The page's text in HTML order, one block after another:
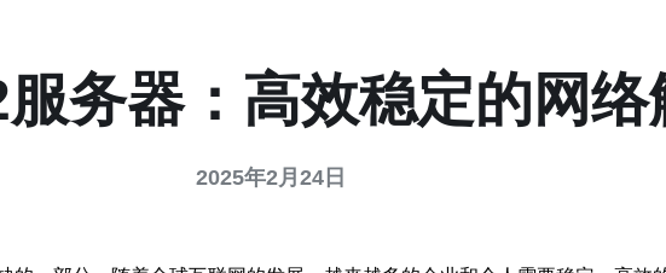
务器：高效稳定的网络
2025年2月24日